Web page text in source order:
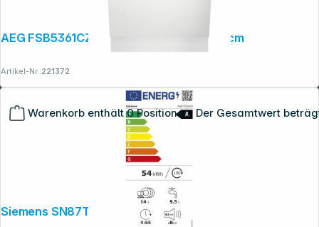
Warenkorb enthält 0 Positionen. Der Gesamtwert
AEG FSB5361CZ Spüler vollintegriert 60cm
Artikel-Nr.:221372
Siemens SN87TX00CE IQ700
Copyright © 2001 - 2026 dexxIT. Alle Rechte vorbehalten.